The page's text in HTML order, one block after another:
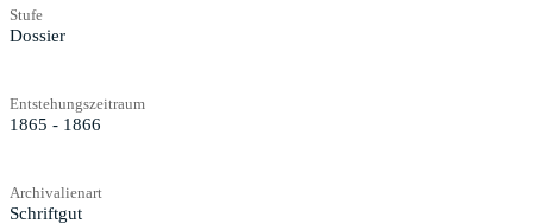
Stufe
Dossier
Entstehungszeitraum
1865 - 1866
Archivalienart
Schriftgut